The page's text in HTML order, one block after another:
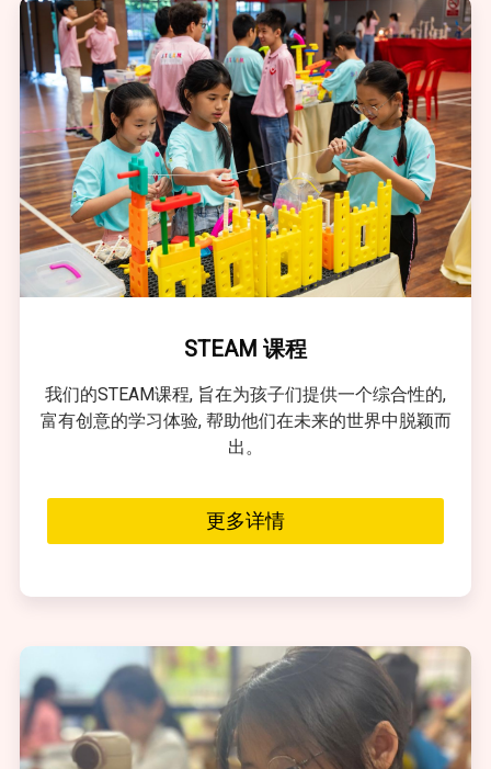
STEAM 课程
我们的STEAM课程, 旨在为孩子们提供一个综合性的,
富有创意的学习体验, 帮助他们在未来的世界中脱颖而
出。
更多详情